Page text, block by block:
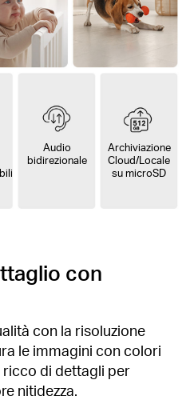
Audio
bidirezionale
Archiviazione
Cloud/Locale
su microSD
con
con la risoluzione
le immagini con colori
ricco di dettagli per
nitidezza.